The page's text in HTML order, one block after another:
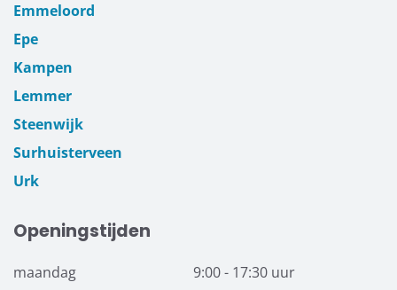
Emmeloord
Epe
Kampen
Lemmer
Steenwijk
Surhuisterveen
Urk
Openingstijden
maandag
9:00 - 17:30 uur